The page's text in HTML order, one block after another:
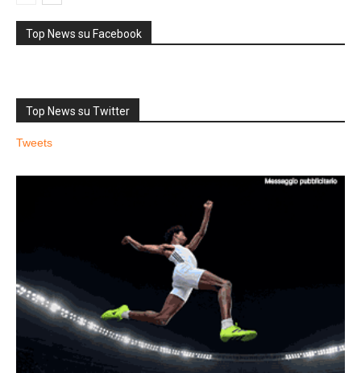
Top News su Facebook
Top News su Twitter
Tweets